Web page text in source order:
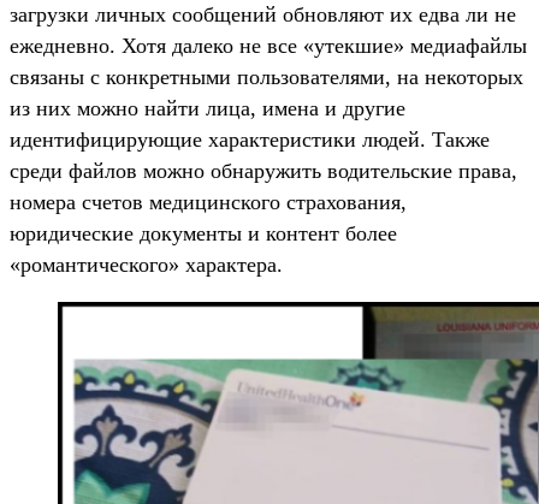
загрузки личных сообщений обновляют их едва ли не
ежедневно. Хотя далеко не все «утекшие» медиафайлы
связаны с конкретными пользователями, на некоторых
из них можно найти лица, имена и другие
идентифицирующие характеристики людей. Также
среди файлов можно обнаружить водительские права,
номера счетов медицинского страхования,
юридические документы и контент более
«романтического» характера.